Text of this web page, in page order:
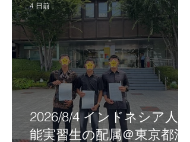
2026/8/4 インドネシア人技
能実習生の配属＠東京都江
4 日前